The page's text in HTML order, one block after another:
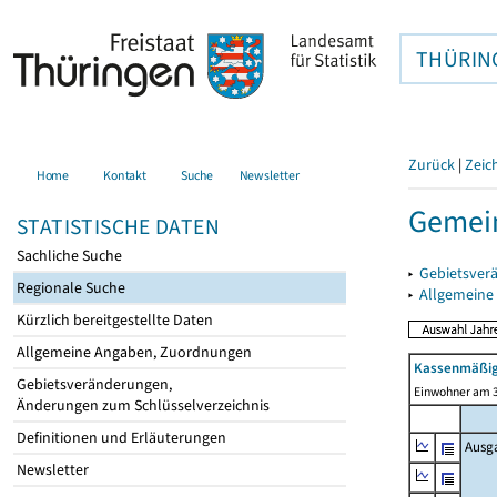
Home Kontakt Suche Newsletter
STATISTISCHE DATEN
Sachliche Suche
Regionale Suche
Kürzlich bereitgestellte Daten
Allgemeine Angaben, Zuordnungen
Gebietsveränderungen,
Änderungen zum Schlüsselverzeichnis
Definitionen und Erläuterungen
Newsletter
Zurück |
▸
▸
Einwohner am